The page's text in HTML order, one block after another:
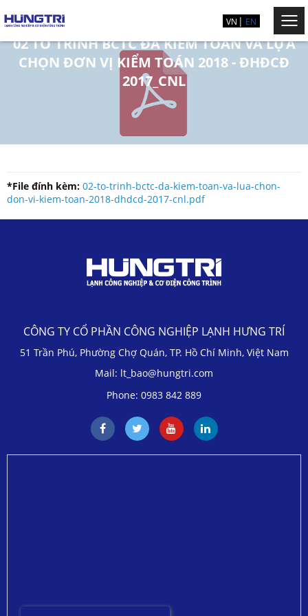
VN EN
02 TỜ TRÌNH BCTC ĐÃ KIỂM TOÁN VÀ LỰA
CHỌN ĐƠN VỊ KIỂM TOÁN 2018 - ĐHĐCĐ
2017_CNL
*File đính kèm: 02-to-trinh-bctc-da-kiem-toan-va-lua-chon-
don-vi-kiem-toan-2018-dhdcd-2017-cnl.pdf
CÔNG TY CỔ PHẦN CÔNG NGHIỆP LẠNH HƯNG TRÍ
51 Trần Phú, Phường Chợ Quán, TP. Hồ Chí Minh, Việt Nam
Mail: lt_bao@hungtri.com
Phone: 0983 842 889